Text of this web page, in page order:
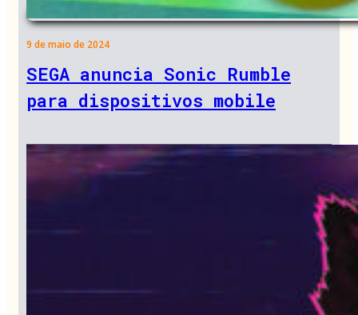
9 de maio de 2024
SEGA anuncia Sonic Rumble
para dispositivos mobile